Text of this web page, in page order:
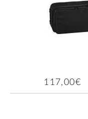
117,00€